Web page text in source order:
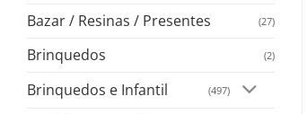
Bazar / Resinas / Presentes (27)
Brinquedos (2)
Brinquedos e Infantil (497)